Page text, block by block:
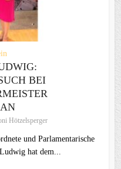
BEI
Hötzelsperger
und Parlamentarische
hat dem...